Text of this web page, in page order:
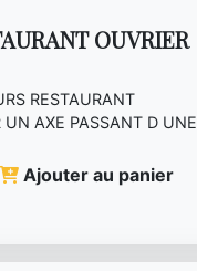
OUVRIER
RESTAURANT
UN AXE PASSANT D UNE
Ajouter au panier